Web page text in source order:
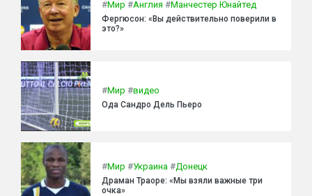
#Мир #Англия #Манчестер Юнайтед
Фергюсон: «Вы действительно поверили в
это?»
#Мир #видео
Ода Сандро Дель Пьеро
#Мир #Украина #Донецк
Драман Траоре: «Мы взяли важные три
очка»